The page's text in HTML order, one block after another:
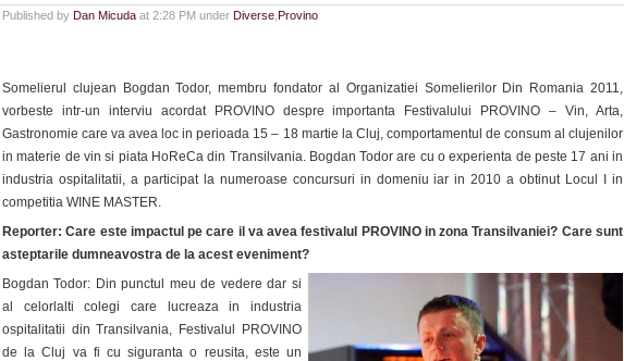
Published by Dan Micuda at 2:28 PM under Diverse Provino
Somelierul clujean Bogdan Todor, membru fondator al Organizatiei Somelierilor Din Romania 2011,
vorbeste intr-un interviu acordat PROVINO despre importanta Festivalului PROVINO – Vin, Arta,
Gastronomie care va avea loc in perioada 15 – 18 martie la Cluj, comportamentul de consum al clujenilor
in materie de vin si piata HoReCa din Transilvania. Bogdan Todor are cu o experienta de peste 17 ani in
industria ospitalitatii, a participat la numeroase concursuri in domeniu iar in 2010 a obtinut Locul I in
competitia WINE MASTER.
Reporter: Care este impactul pe care il va avea festivalul PROVINO in zona Transilvaniei? Care sunt
asteptarile dumneavostra de la acest eveniment?
Bogdan Todor: Din punctul meu de vedere dar si
al celorlalti colegi care lucreaza in industria
ospitalitatii din Transilvania, Festivalul PROVINO
de la Cluj va fi cu siguranta o reusita, este un